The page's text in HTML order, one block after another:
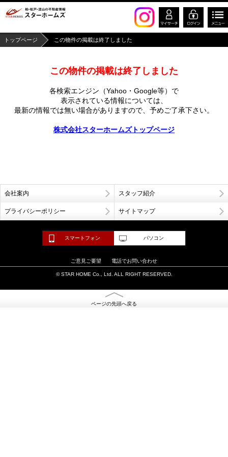
トップページ この物件の掲載は終了しました
この物件の掲載は終了しました
各検索エンジン（Yahoo・Google等）で
表示されている情報については、
最新の情報では無い場合がありますので、 予めご了承下さい。
株式会社スターホームズトップページ
会社案内 スタッフ紹介
プライバシーポリシー サイトマップ
スマートフォン パソコン
ご意見ご要望 電話でお問い合わせ
© STAR HOME Co., Ltd. ALL RIGHT RESERVED.
ページの先頭へ戻る